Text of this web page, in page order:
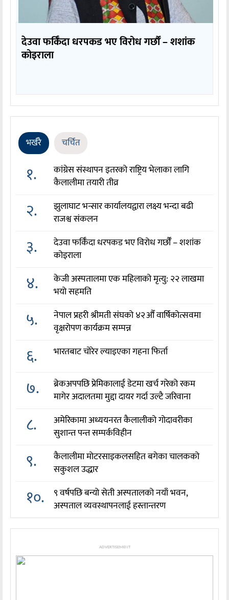
देउवा फर्किँदा धरपकड भए विरोध गर्छौँं – शशांक
कोइराला
भर्खरै चर्चित
१.
कांग्रेस संस्थापन इतरको राष्ट्रिय भेलाका लागि
कैलालीमा तयारी तीव्र
२.
झुलाघाट भन्सार कार्यालयद्वारा लक्ष्य भन्दा बढी
राजश्व संकलन
३.
देउवा फर्किँदा धरपकड भए विरोध गर्छौँं – शशांक
कोइराला
४.
केजी अस्पतालमा एक महिलाको मृत्यु: २२ लाखमा
भयो सहमति
५.
नेपाल प्रहरी श्रीमती संघको ४२औँ वार्षिकोत्सवमा
वृक्षरोपण कार्यक्रम सम्पन्न
६. भारतबाट चोरेर ल्याइएका गहना फिर्ता
७.
ब्रेकअपपछि प्रेमिकालाई डेटमा खर्च गरेको रकम
मागेर अदालतमा मुद्दा दायर गर्दा उल्टै जरिवाना
८.
अमेरिकामा अध्ययनरत कैलालीको गोदावरीका
सुशान्त पन्त सम्पर्कविहीन
९.
कैलालीमा मोटरसाइकलसहित बगेका चालकको
सकुशल उद्धार
१०.
९ वर्षपछि बन्यो सेती अस्पतालको नयाँ भवन,
अस्पताल व्यवस्थापनलाई हस्तान्तरण
ADVERTISEMENT